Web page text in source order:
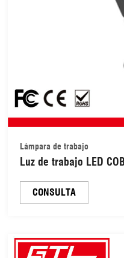
Lámpara de trabajo
Luz de trabajo LED
de trabajo con puerto
magnética pivotante
CONSULTA